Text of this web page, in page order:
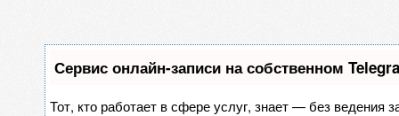
Сервис онлайн-записи на собственном
Тот, кто работает в сфере услуг, знает — без ведения